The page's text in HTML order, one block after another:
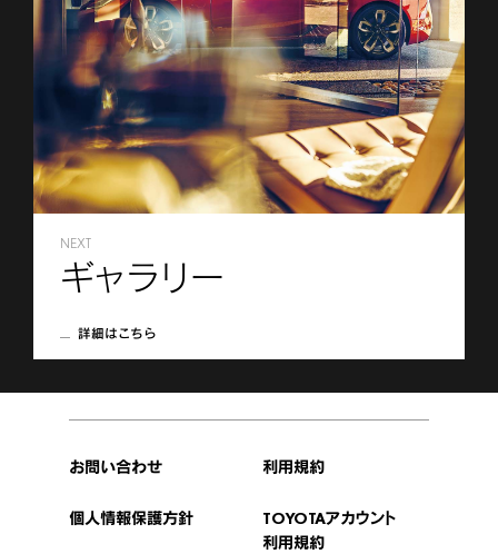
NEXT
ギャラリー
詳細はこちら
お問い合わせ 利用規約
個人情報保護方針
TOYOTAアカウント
利用規約